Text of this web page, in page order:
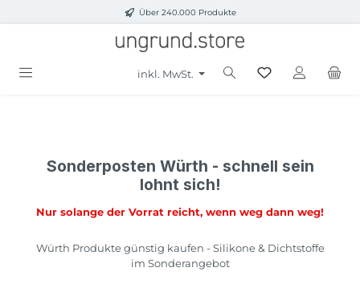
Zum Hauptinhalt springenÜber 240.000 Produkte
inkl. MwSt.
Sonderposten Würth - schnell sein
lohnt sich!
Nur solange der Vorrat reicht, wenn weg dann weg!
Würth Produkte günstig kaufen - Silikone & Dichtstoffe
im Sonderangebot